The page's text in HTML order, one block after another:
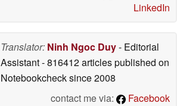
LinkedIn
Translator: Ninh Ngoc Duy- Editorial
Assistant- 816412 articles published on
Notebookchecksince 2008
contact me via:
Facebook